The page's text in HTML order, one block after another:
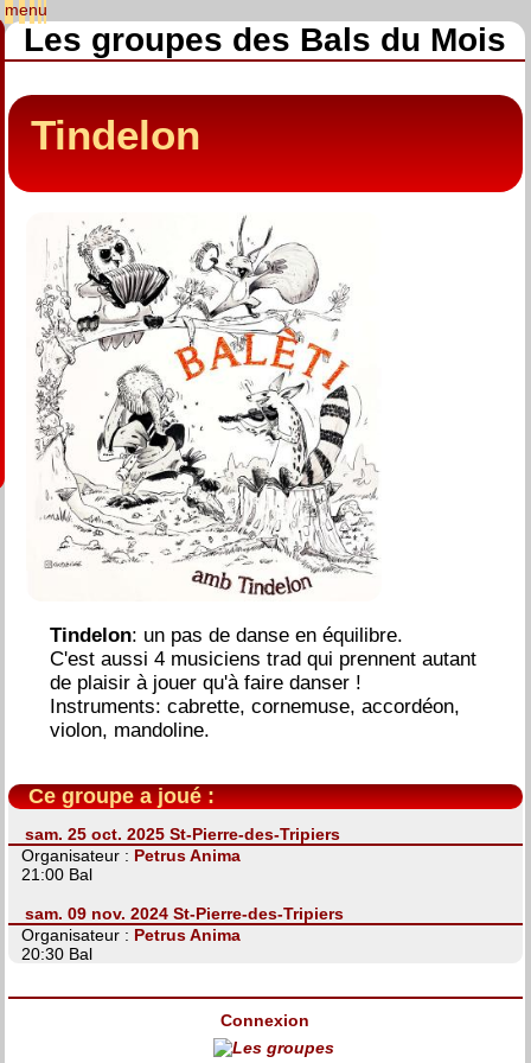
Les groupes des Bals du Mois
Tindelon
Tindelon: un pas de danse en équilibre.
C'est aussi 4 musiciens trad qui prennent autant
de plaisir à jouer qu'à faire danser !
Instruments: cabrette, cornemuse, accordéon,
violon, mandoline.
Ce groupe a joué :
sam. 25 oct. 2025 St-Pierre-des-Tripiers
Organisateur : Petrus Anima
21:00 Bal
sam. 09 nov. 2024 St-Pierre-des-Tripiers
Organisateur : Petrus Anima
20:30 Bal
Connexion